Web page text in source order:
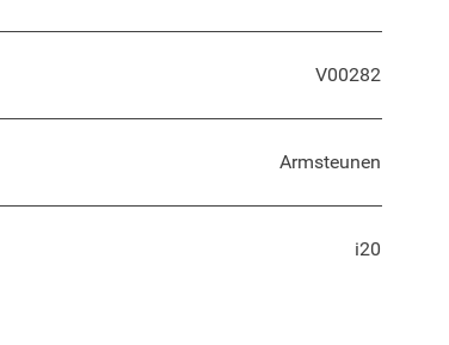
V00282
Armsteunen
i20